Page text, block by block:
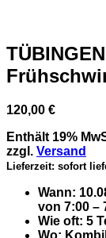
120,00 €
Enthält 19%
zzgl. Versand
Lieferzeit: sofort
Wann:
von 7:00 –
Wie oft: 5
Wo: